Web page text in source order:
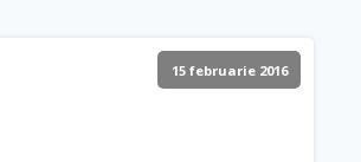
15 februarie 2016